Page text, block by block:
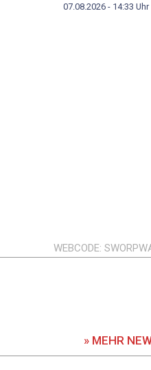
07.08.2026 - 14:33 Uhr
WEBCODE
» MEHR